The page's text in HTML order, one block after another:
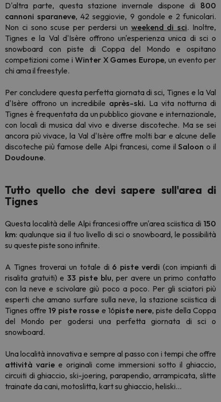
D'altra parte, questa stazione invernale dispone di 800
cannoni sparaneve, 42 seggiovie, 9 gondole e 2 funicolari.
Non ci sono scuse per perdersi un weekend di sci. Inoltre,
Tignes e la Val d'Isère offrono un'esperienza unica di sci o
snowboard con piste di Coppa del Mondo e ospitano
competizioni come i Winter X Games Europe, un evento per
chi ama il freestyle.
Per concludere questa perfetta giornata di sci, Tignes e la Val
d'Isère offrono un incredibile après-ski. La vita notturna di
Tignes è frequentata da un pubblico giovane e internazionale,
con locali di musica dal vivo e diverse discoteche. Ma se sei
ancora più vivace, la Val d'Isère offre molti bar e alcune delle
discoteche più famose delle Alpi francesi, come ilSaloon o il
Doudoune.
Tutto quello che devi sapere sull'area di
Tignes
Questa località delle Alpi francesi offre un'area sciistica di 150
km: qualunque sia il tuo livello di sci o snowboard, le possibilità
su queste piste sono infinite.
A Tignes troverai un totale di 6 piste verdi (con impianti di
risalita gratuiti) e33 piste blu, per avere un primo contatto
con la neve e scivolare giù poco a poco. Per gli sciatori più
esperti che amano surfare sulla neve, la stazione sciistica di
Tignes offre 19 piste rosse e 16piste nere, piste della Coppa
del Mondo per godersi una perfetta giornata di sci o
snowboard.
Una località innovativa e sempre al passo con i tempi che offre
attività varie e originali come immersioni sotto il ghiaccio,
circuiti di ghiaccio, ski-joering, parapendio, arrampicata, slitte
trainate da cani, motoslitta, kart su ghiaccio, heliski...